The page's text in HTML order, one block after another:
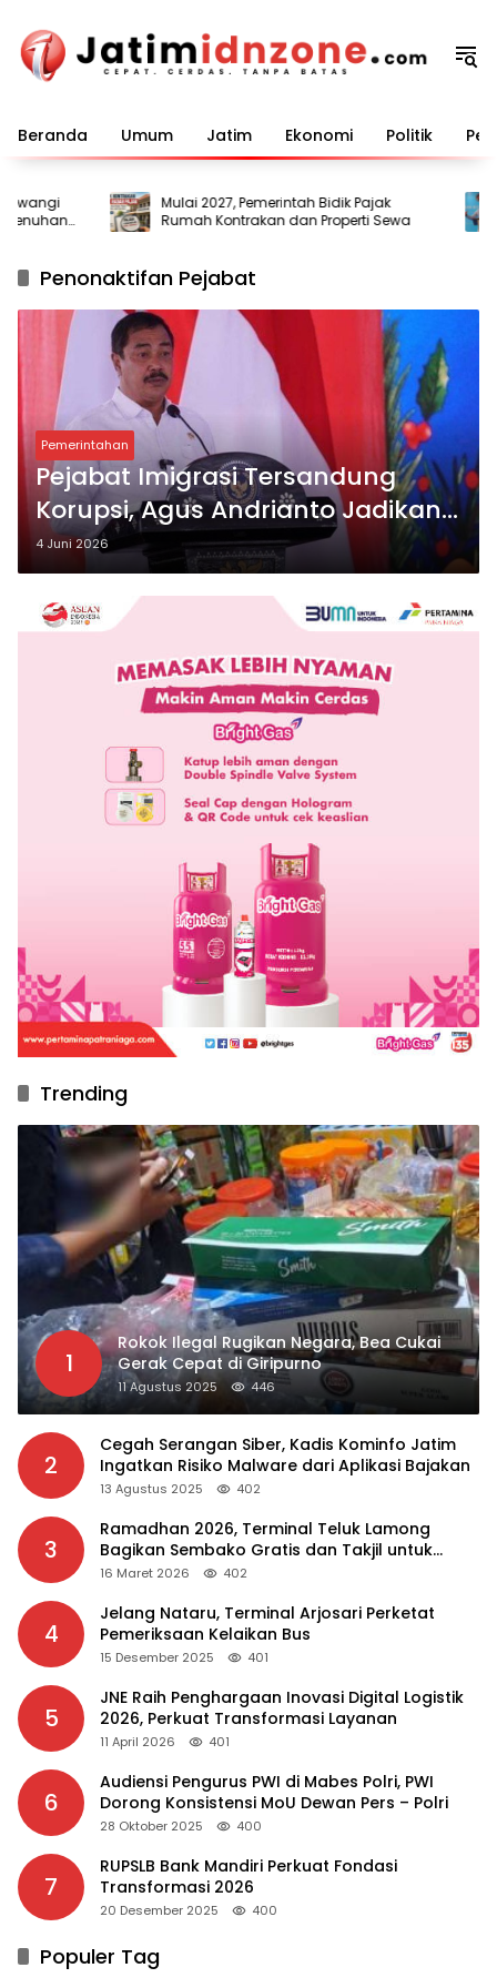
konten
Beranda Umum Jatim Ekonomi Politik
Mulai 2027, Pemerintah Bidik Pajak
Rumah Kontrakan dan Properti Sewa
Penonaktifan Pejabat
Pemerintahan
Pejabat Imigrasi Tersandung
Korupsi, Agus Andrianto Jadikan
Momentum Berbenah
4 Juni 2026
Trending
1
Rokok Ilegal Rugikan Negara, Bea Cukai
Gerak Cepat di Giripurno
11 Agustus 2025 446
2
Cegah Serangan Siber, Kadis Kominfo Jatim
Ingatkan Risiko Malware dari Aplikasi Bajakan
13 Agustus 2025 402
3
Ramadhan 2026, Terminal Teluk Lamong
Bagikan Sembako Gratis dan Takjil untuk
Masyarakat
16 Maret 2026 402
4
Jelang Nataru, Terminal Arjosari Perketat
Pemeriksaan Kelaikan Bus
15 Desember 2025 401
5
JNE Raih Penghargaan Inovasi Digital Logistik
2026, Perkuat Transformasi Layanan
11 April 2026 401
6
Audiensi Pengurus PWI di Mabes Polri, PWI
Dorong Konsistensi MoU Dewan Pers – Polri
28 Oktober 2025 400
7
RUPSLB Bank Mandiri Perkuat Fondasi
Transformasi 2026
20 Desember 2025 400
Populer Tag